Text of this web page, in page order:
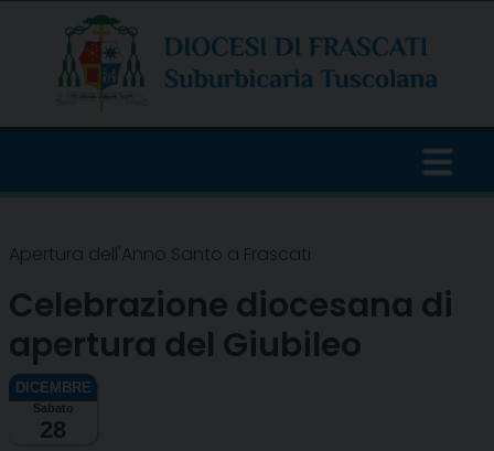
content
Apertura dell'Anno Santo a Frascati
Celebrazione diocesana di
apertura del Giubileo
Sabato
28